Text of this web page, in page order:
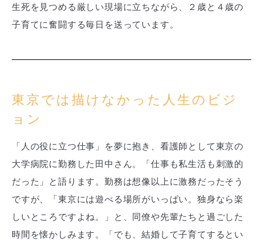
生死を見つめる厳しい現場に立ちながら、２歳と４歳の
子育てに奮闘する毎日を送っています。
東京では描けなかった人生のビジ
ョン
「人の役に立つ仕事」を夢に抱き、看護師として東京の
大学病院に勤務した田中さん。「仕事も私生活も刺激的
だった」と語ります。勤務は想像以上に激務だったそう
ですが、「東京には遊べる場所がいっぱい。独身なら楽
しいところですよね。」と、同僚や先輩たちと過ごした
時間を懐かしみます。「でも、結婚して子育てするとい